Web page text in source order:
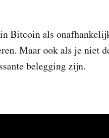
Bitcoin als
Maar ook als je niet
belegging zijn.